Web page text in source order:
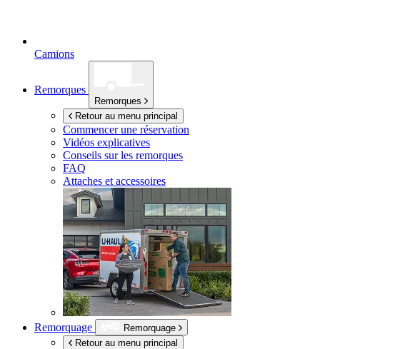
Camions
Remorques
Remorques
Retour au menu principal
Commencer une réservation
Vidéos explicatives
Conseils sur les remorques
FAQ
Attaches et accessoires
Remorquage
Remorquage
Retour au menu principal